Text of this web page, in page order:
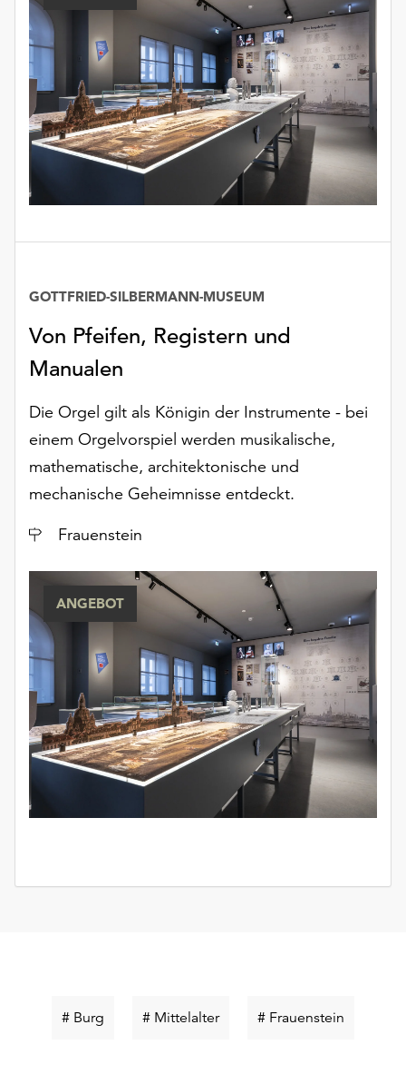
Von Pfeifen, Registern und
Manualen
GOTTFRIED-SILBERMANN-MUSEUM
Die Orgel gilt als Königin der Instrumente - bei
einem Orgelvorspiel werden musikalische,
mathematische, architektonische und
mechanische Geheimnisse entdeckt.
Ort
Frauenstein
ANGEBOT
# Burg Schlüsselwort
# MittelalterSchlüsselwort
# Frauenstein